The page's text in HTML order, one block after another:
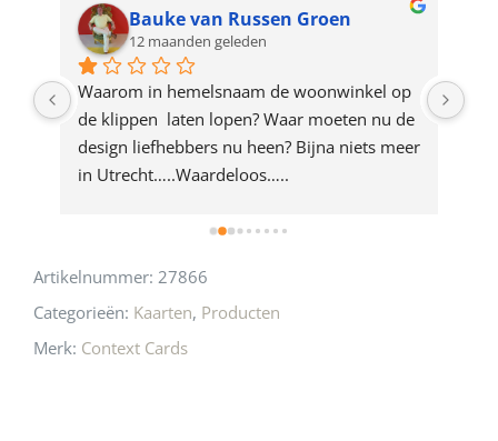
product
Bauke van Russen Groen
12 maanden geleden
Waarom in hemelsnaam de woonwinkel op
de klippen  laten lopen? Waar moeten nu de
design liefhebbers nu heen? Bijna niets meer
in Utrecht…..Waardeloos…..
Artikelnummer: 27866
Categorieën: Kaarten, Producten
Merk: Context Cards